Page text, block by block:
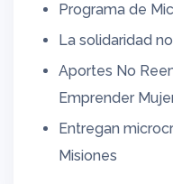
Programa de
La solidaridad
Aportes No
Emprender
Entregan
Misiones